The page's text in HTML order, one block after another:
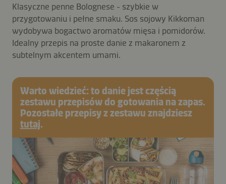
Klasyczne penne Bolognese - szybkie w
przygotowaniu i pełne smaku. Sos sojowy Kikkoman
wydobywa bogactwo aromatów mięsa i pomidorów.
Idealny przepis na proste danie z makaronem z
subtelnym akcentem umami.
Warto wiedzieć: to danie jest częścią
zestawu przepisów do gotowania na zapas.
Pozostałe przepisy z zestawu znajdziesz
tutaj.